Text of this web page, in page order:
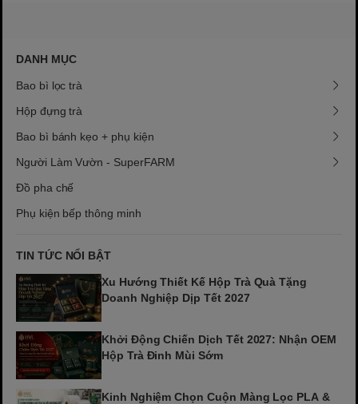
DANH MỤC
Bao bì lọc trà
Hộp đựng trà
Bao bì bánh kẹo + phụ kiện
Người Làm Vườn - SuperFARM
Đồ pha chế
Phụ kiện bếp thông minh
TIN TỨC NỔI BẬT
Xu Hướng Thiết Kế Hộp Trà Quà Tặng
Doanh Nghiệp Dịp Tết 2027
Khởi Động Chiến Dịch Tết 2027: Nhận OEM
Hộp Trà Đinh Mùi Sớm
Kinh Nghiệm Chọn Cuộn Màng Lọc PLA &